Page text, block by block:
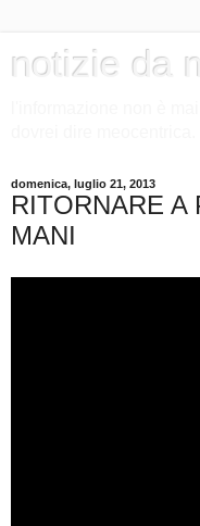
notizie da
domenica, luglio 21, 2013
RITORNARE A
MANI